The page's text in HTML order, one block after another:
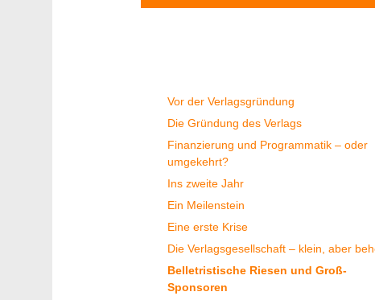
Vor der Verlagsgründung
Die Gründung des Verlags
Finanzierung und Programmatik – oder
umgekehrt?
Ins zweite Jahr
Ein Meilenstein
Eine erste Krise
Die Verlagsgesellschaft – klein, aber
Belletristische Riesen und Groß-
Sponsoren